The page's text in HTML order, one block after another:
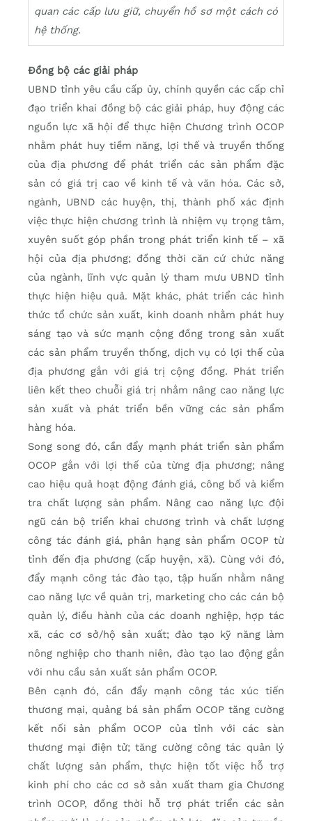
quan các cấp lưu giữ, chuyển hồ sơ một cách có
hệ thống.
Đồng bộ các giải pháp
UBND tỉnh yêu cầu cấp ủy, chính quyền các cấp chỉ
đạo triển khai đồng bộ các giải pháp, huy động các
nguồn lực xã hội để thực hiện Chương trình OCOP
nhằm phát huy tiềm năng, lợi thế và truyền thống
của địa phương để phát triển các sản phẩm đặc
sản có giá trị cao về kinh tế và văn hóa. Các sở,
ngành, UBND các huyện, thị, thành phố xác định
việc thực hiện chương trình là nhiệm vụ trọng tâm,
xuyên suốt góp phần trong phát triển kinh tế – xã
hội của địa phương; đồng thời căn cứ chức năng
của ngành, lĩnh vực quản lý tham mưu UBND tỉnh
thực hiện hiệu quả. Mặt khác, phát triển các hình
thức tổ chức sản xuất, kinh doanh nhằm phát huy
sáng tạo và sức mạnh cộng đồng trong sản xuất
các sản phẩm truyền thống, dịch vụ có lợi thế của
địa phương gắn với giá trị cộng đồng. Phát triển
liên kết theo chuỗi giá trị nhằm nâng cao năng lực
sản xuất và phát triển bền vững các sản phẩm
hàng hóa.
Song song đó, cần đẩy mạnh phát triển sản phẩm
OCOP gắn với lợi thế của từng địa phương; nâng
cao hiệu quả hoạt động đánh giá, công bố và kiểm
tra chất lượng sản phẩm. Nâng cao năng lực đội
ngũ cán bộ triển khai chương trình và chất lượng
công tác đánh giá, phân hạng sản phẩm OCOP từ
tỉnh đến địa phương (cấp huyện, xã). Cùng với đó,
đẩy mạnh công tác đào tạo, tập huấn nhằm nâng
cao năng lực về quản trị, marketing cho các cán bộ
quản lý, điều hành của các doanh nghiệp, hợp tác
xã, các cơ sở/hộ sản xuất; đào tạo kỹ năng làm
nông nghiệp cho thanh niên, đào tạo lao động gắn
với nhu cầu sản xuất sản phẩm OCOP.
Bên cạnh đó, cần đẩy mạnh công tác xúc tiến
thương mại, quảng bá sản phẩm OCOP tăng cường
kết nối sản phẩm OCOP của tỉnh với các sàn
thương mại điện tử; tăng cường công tác quản lý
chất lượng sản phẩm, thực hiện tốt việc hỗ trợ
kinh phí cho các cơ sở sản xuất tham gia Chương
trình OCOP, đồng thời hỗ trợ phát triển các sản